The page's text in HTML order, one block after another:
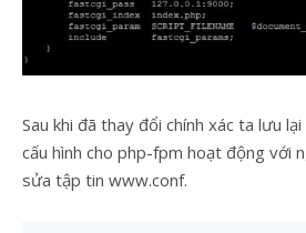
Sau khi đã thay đổi chính xác ta lưu
cấu hình cho php-fpm hoạt động với
sửa tập tin www.conf.